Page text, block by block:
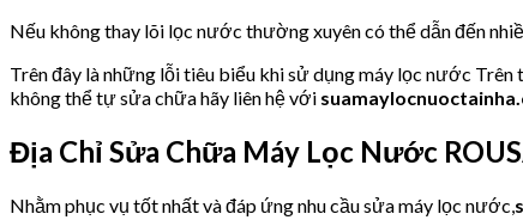
Nếu không thay lõi lọc nước thường xuyên có thể dẫn đến
Trên đây là những lỗi tiêu biểu khi sử dụng máy lọc nước
không thể tự sửa chữa hãy liên hệ với
Địa Chỉ Sửa Chữa Máy Lọc Nước
Nhằm phục vụ tốt nhất và đáp ứng nhu cầu sửa máy lọc nước,